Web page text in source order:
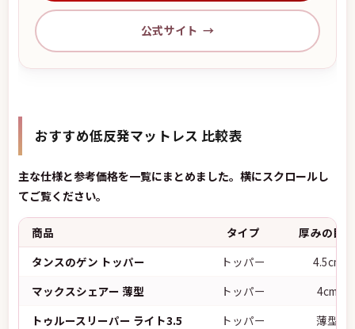
公式サイト
おすすめ低反発マットレス 比較表
主な仕様と参考価格を一覧にまとめました。横にスクロールし
てご覧ください。
商品 タイプ
厚みの目安
タンスのゲン トッパー
トッパー
4.5cm
マックスシェアー 薄型
トッパー
4cm
トゥルースリーパー ライト3.5
トッパー
薄型